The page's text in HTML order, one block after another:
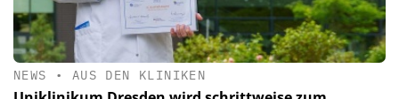
NEWS • AUS DEN KLINIKEN